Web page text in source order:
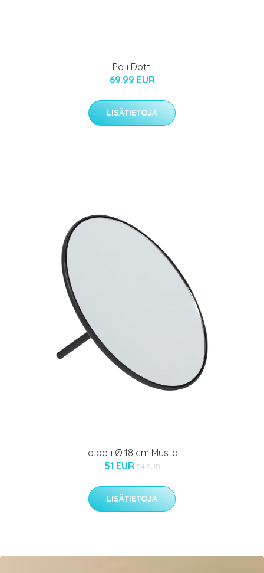
Peili Dotti
69.99 EUR
LISÄTIETOJA
Io peili Ø 18 cm Musta
51 EUR 54 EUR
LISÄTIETOJA